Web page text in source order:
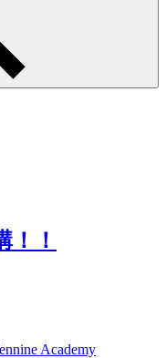
！！
Academy